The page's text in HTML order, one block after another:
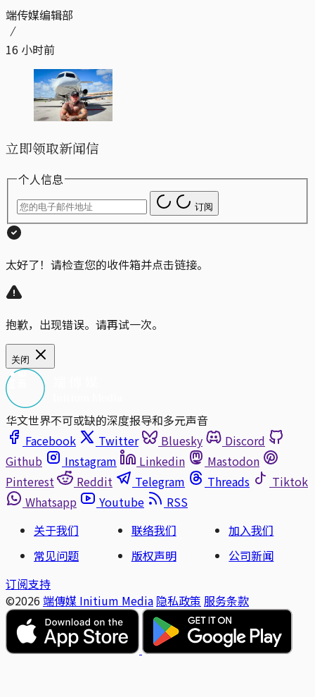
端传媒编辑部
16 小时前
立即领取新闻信
个人信息
订阅
太好了！请检查您的收件箱并点击链接。
抱歉，出现错误。请再试一次。
关闭
华文世界不可或缺的深度报导和多元声音
Facebook
Twitter Bluesky
Discord
Github
Instagram Linkedin
Mastodon
Pinterest
Reddit Telegram Threads
Tiktok
Whatsapp
Youtube
RSS
关于我们
联络我们
加入我们
常见问题
版权声明
公司新闻
订阅支持
©2026 端傳媒 Initium Media 隐私政策 服务条款